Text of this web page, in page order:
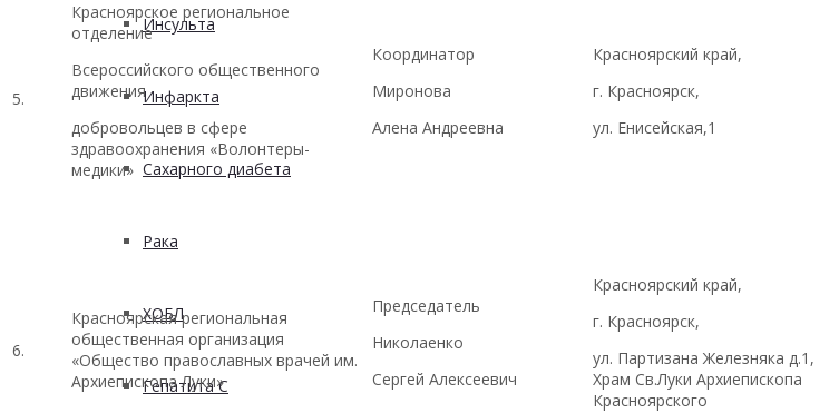
Инсульта
Инфаркта
Сахарного диабета
Рака
ХОБЛ
Гепатита С
5.
Красноярское региональное
отделение
Всероссийского общественного
движения
добровольцев в сфере
здравоохранения «Волонтеры-
медики»
Координатор
Миронова
Алена Андреевна
Красноярский край,
г. Красноярск,
ул. Енисейская,1
6.
Красноярская региональная
общественная организация
«Общество православных врачей им.
Архиепископа Луки»
Председатель
Николаенко
Сергей Алексеевич
Красноярский край,
г. Красноярск,
ул. Партизана Железняка д.1,
Храм Св.Луки Архиепископа
Красноярского